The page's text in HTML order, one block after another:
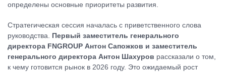
определены основные приоритеты развития.
Стратегическая сессия началась с приветственного слова
руководства. Первый заместитель генерального
директора FNGROUP Антон Сапожков и заместитель
генерального директора Антон Шахуров рассказали о том,
к чему готовится рынок в 2026 году. Это ожидаемый рост